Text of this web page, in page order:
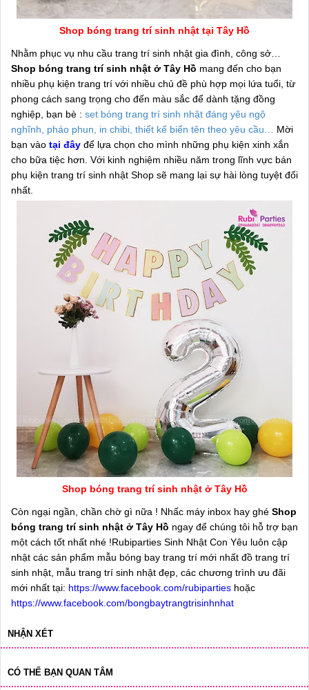
Shop bóng trang trí sinh nhật tại Tây Hồ
Nhằm phục vụ nhu cầu trang trí sinh nhật gia đình, công sở…
Shop bóng trang trí sinh nhật ở Tây Hồ mang đến cho bạn
nhiều phụ kiện trang trí với nhiều chủ đề phù hợp mọi lứa tuổi, từ
phong cách sang trọng cho đến màu sắc để dành tặng đồng
nghiệp, bạn bè : set bóng trang trí sinh nhật đáng yêu ngộ
nghĩnh, pháo phun, in chibi, thiết kế biển tên theo yêu cầu…
Mời
bạn vào tại đây để lựa chọn cho mình những phụ kiện xinh xắn
cho bữa tiệc hơn. Với kinh nghiệm nhiều năm trong lĩnh vực bán
phụ kiện trang trí sinh nhật Shop sẽ mang lại sự hài lòng tuyệt đối
nhất.
Shop bóng trang trí sinh nhật ở Tây Hồ
Còn ngại ngần, chần chờ gì nữa ! Nhấc máy inbox hay ghé Shop
bóng trang trí sinh nhật ở Tây Hồ ngay để chúng tôi hỗ trợ bạn
một cách tốt nhất nhé !Rubiparties Sinh Nhật Con Yêu luôn cập
nhật các sản phẩm mẫu bóng bay trang trí mới nhất đồ trang trí
sinh nhật, mẫu trang trí sinh nhật đẹp, các chương trình ưu đãi
mới nhất tại: https://www.facebook.com/rubiparties hoặc
https://www.facebook.com/bongbaytrangtrisinhnhat
NHẬN XÉT
CÓ THỂ BẠN QUAN TÂM